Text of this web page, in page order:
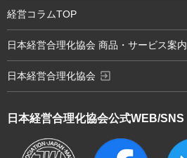
日本経営合理化協会公式WEB/SNS
経営コラムTOP
日本経営合理化協会 商品・サービス案内
日本経営合理化協会 exit_to_app